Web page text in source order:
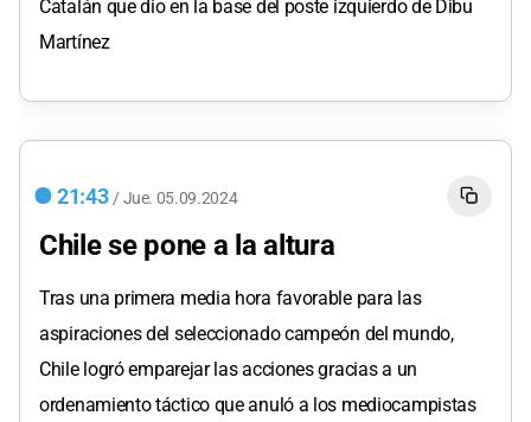
Catalán que dio en la base del poste izquierdo de Dibu
Martínez
21:43 / Jue. 05.09.2024
Chile se pone a la altura
Tras una primera media hora favorable para las
aspiraciones del seleccionado campeón del mundo,
Chile logró emparejar las acciones gracias a un
ordenamiento táctico que anuló a los mediocampistas